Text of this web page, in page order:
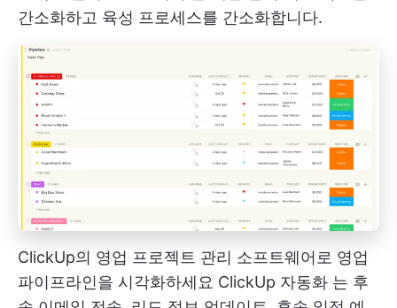
간소화하고 육성 프로세스를 간소화합니다.
ClickUp의 영업 프로젝트 관리 소프트웨어로 영업
파이프라인을 시각화하세요 ClickUp 자동화 는 후